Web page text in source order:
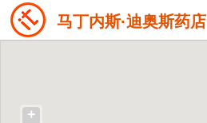
马丁内斯·迪奥斯药店
+